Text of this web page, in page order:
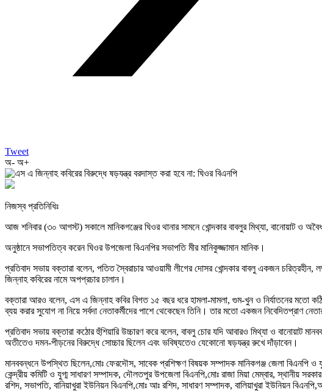
Tweet
অ- অ+
নিজস্ব প্রতিনিধিঃ
আজ শনিবার (৩০ আগস্ট) সকালে মানিকগঞ্জের ঘিওর থানার সামনে খোন্দকার বাবলুর মিথ্যা, বানোয়াট ও
অনুষ্ঠানে সভাপতিত্ব করেন ঘিওর উপজেলা বিএনপির সভাপতি মীর মানিকুজ্জামান মানিক।
প্রতিবাদ সভায় বক্তারা বলেন, পতিত স্বৈরাচার আওয়ামী লীগের দোসর খোন্দকার বাবলু একজন
জিন্নাহ কবিরের নামে অপপ্রচার চালান।
বক্তারা আরও বলেন, এস এ জিন্নাহ কবির বিগত ১৫ বছর ধরে হামলা-মামলা, গুম-খুন ও নির্যাতনের মতো
ব্যয় করার সুযোগ না নিয়ে সর্বদা নেতাকর্মীদের পাশে থেকেছেন তিনি। তার মতো একজন নিবেদিতপ্রাণ
প্রতিবাদ সভায় বক্তারা কঠোর হুঁশিয়ারি উচ্চারণ করে বলেন, বাবলু চোর যদি আবারও মিথ্যা ও বানোয়াট
অতীতেও দমন-পীড়নের বিরুদ্ধে সোচ্চার ছিলেন এবং ভবিষ্যতেও যেকোনো ষড়যন্ত্র রুখে দাঁড়াবেন।
মানববন্ধনে উপস্থিত ছিলেন,মোঃ ফেরদৌস, সাবেক প্রশিক্ষণ বিষয়ক সম্পাদক মানিকগঞ্জ জেলা বিএনপি
কেন্দ্রীয় কমিটি ও যুগ্ম সাধারণ সম্পাদক, দৌলতপুর উপজেলা বিএনপি,মোঃ রাজা মিয়া মেম্বার,
রশিদ, সভাপতি, বানিয়াখুরা ইউনিয়ন বিএনপি,মোঃ আঃ রশিদ, সাধারণ সম্পাদক, বালিয়াখুরা ইউনিয়ন